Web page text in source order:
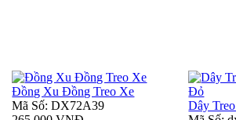
Đồng Xu Đồng Treo Xe
Mã Số: DX72A39
Dây